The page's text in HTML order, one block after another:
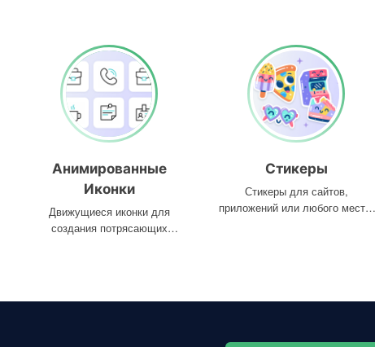
Анимированные
Иконки
Движущиеся иконки для
создания потрясающих
Стикеры
Стикеры для сайтов,
приложений или любого места,